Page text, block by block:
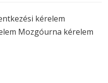
kérelem
Mozgóurna kérelem